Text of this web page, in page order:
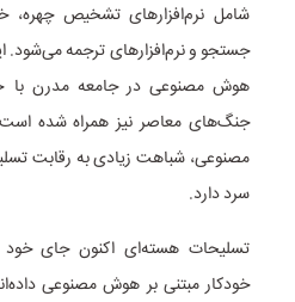
شامل نرم‌افزارهای تشخیص چهره،
جستجو و نرم‌افزارهای ترجمه می‌شود.
هوش مصنوعی در جامعه مدرن با
جنگ‌های معاصر نیز همراه شده
مصنوعی، شباهت زیادی به رقابت
سرد دارد.
تسلیحات هسته‌ای اکنون جای
خودکار مبتنی بر هوش مصنوعی